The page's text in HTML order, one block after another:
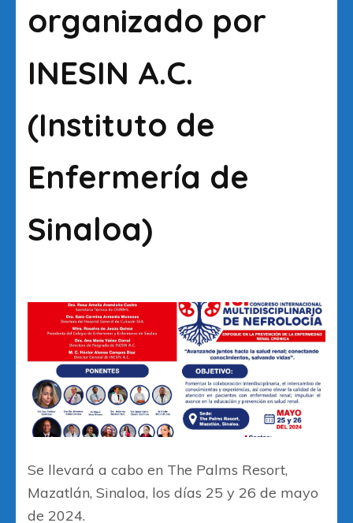
organizado por
INESIN A.C.
(Instituto de
Enfermería de
Sinaloa)
Se llevará a cabo en The Palms Resort,
Mazatlán, Sinaloa, los días 25 y 26 de mayo
de 2024.